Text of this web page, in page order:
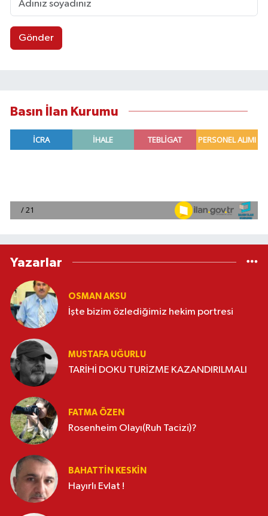
Gönder
Basın İlan Kurumu
Yazarlar
OSMAN AKSU
İşte bizim özlediğimiz hekim portresi
MUSTAFA UĞURLU
TARİHİ DOKU TURİZME KAZANDIRILMALI
FATMA ÖZEN
Rosenheim Olayı(Ruh Tacizi)?
BAHATTIN KESKİN
Hayırlı Evlat !